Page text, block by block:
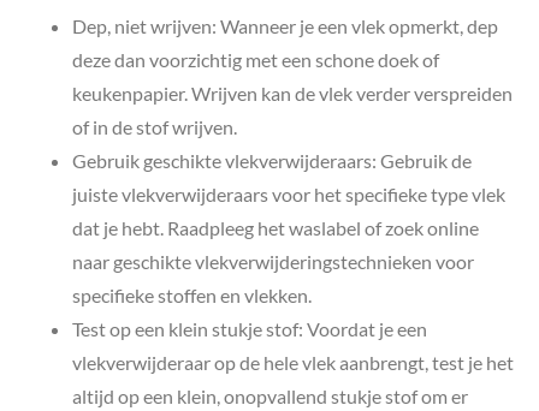
Dep, niet wrijven: Wanneer je een vlek opmerkt, dep
deze dan voorzichtig met een schone doek of
keukenpapier. Wrijven kan de vlek verder verspreiden
of in de stof wrijven.
Gebruik geschikte vlekverwijderaars: Gebruik de
juiste vlekverwijderaars voor het specifieke type vlek
dat je hebt. Raadpleeg het waslabel of zoek online
naar geschikte vlekverwijderingstechnieken voor
specifieke stoffen en vlekken.
Test op een klein stukje stof: Voordat je een
vlekverwijderaar op de hele vlek aanbrengt, test je het
altijd op een klein, onopvallend stukje stof om er